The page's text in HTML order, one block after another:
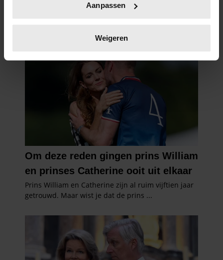
scannen op specifieke eigenschappen (fingerprinting)
verwerkt en stel uw voorkeuren in het
intrekken in de Cookieverklaring.
We gebruiken cookies om content en advertenties te
personaliseren, om functies voor social media te bieden
en om ons websiteverkeer te analyseren. Ook delen we
informatie over uw gebruik van onze site met onze
partners voor social media, adverteren en analyse. Deze
partners kunnen deze gegevens combineren met andere
informatie die u aan ze heeft verstrekt of die ze hebben
verzameld op basis van uw gebruik van hun services. U
gaat akkoord met onze cookies als u onze website blijft
gebruiken.
Aanpassen
Weigeren